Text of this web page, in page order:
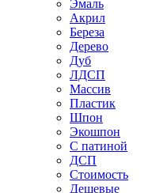
Эмаль
Акрил
Береза
Дерево
Дуб
ЛДСП
Массив
Пластик
Шпон
Экошпон
С патиной
ДСП
Стоимость
Дешевые